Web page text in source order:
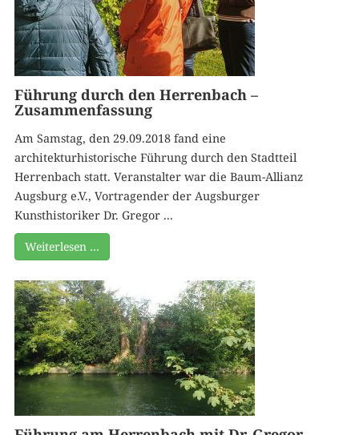
Führung durch den Herrenbach –
Zusammenfassung
Am Samstag, den 29.09.2018 fand eine
architekturhistorische Führung durch den Stadtteil
Herrenbach statt. Veranstalter war die Baum-Allianz
Augsburg e.V., Vortragender der Augsburger
Kunsthistoriker Dr. Gregor ...
Weiterlesen …